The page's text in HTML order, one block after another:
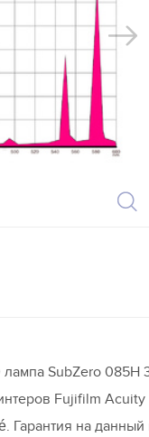
SubZero 085H
Fujifilm
Гарантия на данный